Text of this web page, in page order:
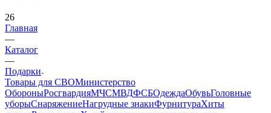
26
Главная
—
Каталог
—
Подарки
Товары для СВОМинистерство
ОбороныРосгвардияМЧСМВДФСБОдеждаОбувьГоловные
уборыСнаряжениеНагрудные знакиФурнитураХиты